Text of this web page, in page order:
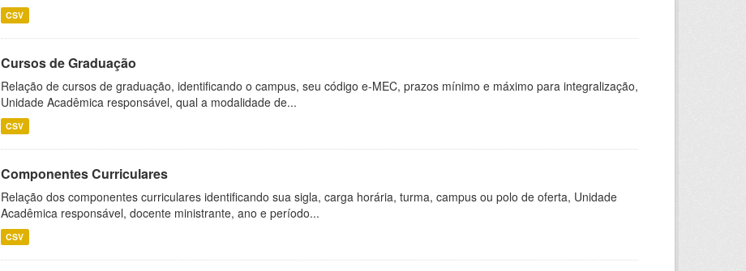
CSV
Cursos de Graduação
Relação de cursos de graduação, identificando o campus, seu código e-MEC, prazos mínimo e máximo para integralização,
Unidade Acadêmica responsável, qual a modalidade de...
CSV
Componentes Curriculares
Relação dos componentes curriculares identificando sua sigla, carga horária, turma, campus ou polo de oferta, Unidade
Acadêmica responsável, docente ministrante, ano e período...
CSV